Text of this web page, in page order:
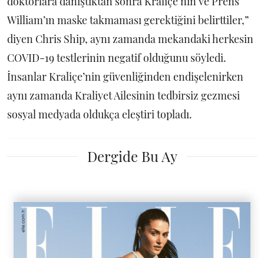
William’ın maske takmaması gerektiğini belirttiler,”
diyen Chris Ship, aynı zamanda mekandaki herkesin
COVID-19 testlerinin negatif olduğunu söyledi.
İnsanlar Kraliçe’nin güvenliğinden endişelenirken
aynı zamanda Kraliyet Ailesinin tedbirsiz gezmesi
sosyal medyada oldukça eleştiri topladı.
Dergide Bu Ay